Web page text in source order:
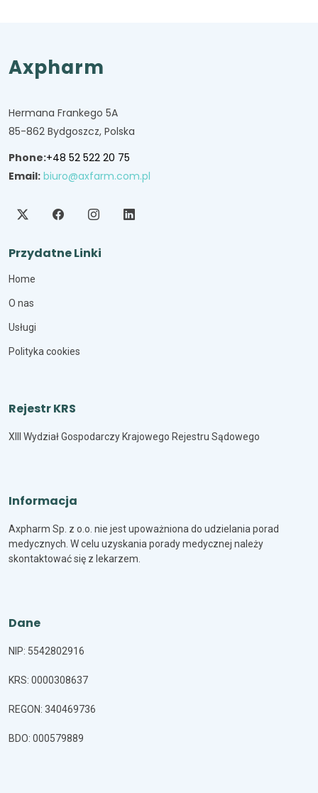
Axpharm
Hermana Frankego 5A
85-862 Bydgoszcz, Polska
Phone:+48 52 522 20 75
Email: biuro@axfarm.com.pl
Przydatne Linki
Home
O nas
Usługi
Polityka cookies
Rejestr KRS
XIII Wydział Gospodarczy Krajowego Rejestru Sądowego
Informacja
Axpharm Sp. z o.o. nie jest upoważniona do udzielania porad
medycznych. W celu uzyskania porady medycznej należy
skontaktować się z lekarzem.
Dane
NIP: 5542802916
KRS: 0000308637
REGON: 340469736
BDO: 000579889